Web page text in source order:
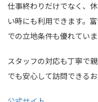
仕事終わりだけでなく、
い時にも利用できます。
での立地条件も優れていま
スタッフの対応も丁寧で
でも安心して訪問できるお